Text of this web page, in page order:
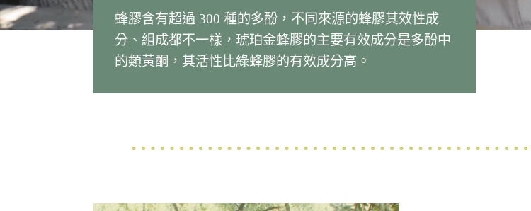
蜂膠含有超過 300 種的多酚，不同來源的蜂膠其效性成
分、組成都不一樣，琥珀金蜂膠的主要有效成分是多酚中
的類黃酮，其活性比綠蜂膠的有效成分高。